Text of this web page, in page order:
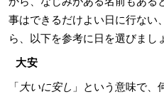
事はできるだけよい日に行ない
ら、以下を参考に日を選びまし
大安
「 大いに安し 」という意味で、